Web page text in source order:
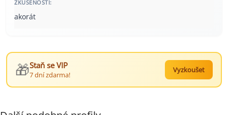
ZKUŠENOSTI:
akorát
🎁Staň se VIP
7 dní zdarma!
Vyzkoušet